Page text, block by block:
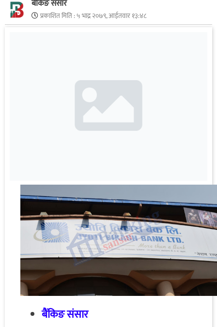
बैंकिङ संसार
प्रकाशित मिति :५ भाद्र २०७९, आईतवार १३:४८
बैंकिङ संसार